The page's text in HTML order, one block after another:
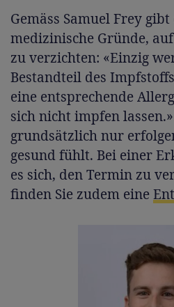
Gemäss Samuel Frey
medizinische Gründe,
zu verzichten: «Einzig
Bestandteil des
eine entsprechende
sich nicht impfen
grundsätzlich nur
gesund fühlt. Bei einer
es sich, den Termin zu
finden Sie zudem eine